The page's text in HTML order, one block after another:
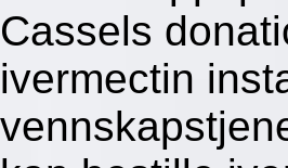
Cassels
ivermectin